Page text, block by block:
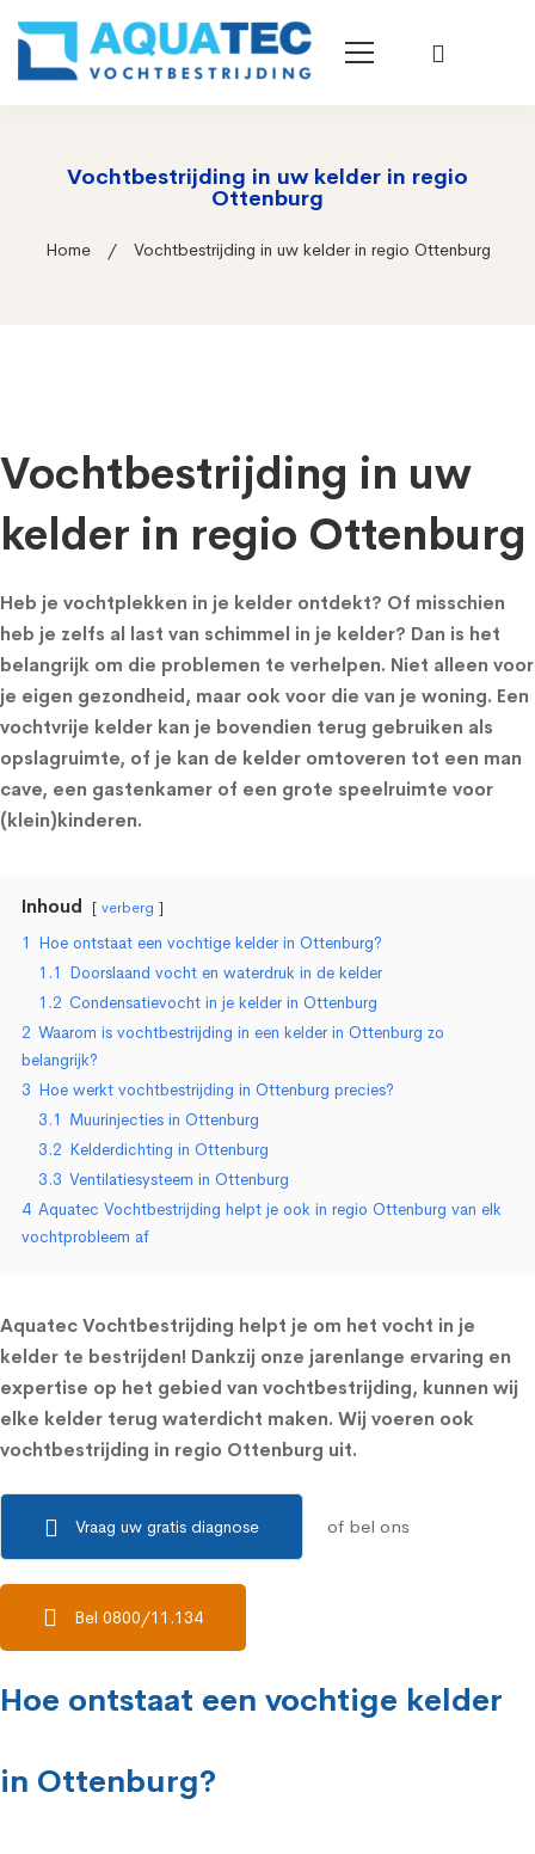
Vochtbestrijding in uw kelder in regio
Ottenburg
Home Vochtbestrijding in uw kelder in regio Ottenburg
Vochtbestrijding in uw
kelder in regio Ottenburg
Heb je vochtplekken in je kelder ontdekt? Of misschien
heb je zelfs al last van schimmel in je kelder? Dan is het
belangrijk om die problemen te verhelpen. Niet alleen voor
je eigen gezondheid, maar ook voor die van je woning. Een
vochtvrije kelder kan je bovendien terug gebruiken als
opslagruimte, of je kan de kelder omtoveren tot een man
cave, een gastenkamer of een grote speelruimte voor
(klein)kinderen.
Inhoud verberg
1 Hoe ontstaat een vochtige kelder in Ottenburg?
1.1 Doorslaand vocht en waterdruk in de kelder
1.2 Condensatievocht in je kelder in Ottenburg
2 Waarom is vochtbestrijding in een kelder in Ottenburg zo
belangrijk?
3 Hoe werkt vochtbestrijding in Ottenburg precies?
3.1 Muurinjecties in Ottenburg
3.2 Kelderdichting in Ottenburg
3.3 Ventilatiesysteem in Ottenburg
4 Aquatec Vochtbestrijding helpt je ook in regio Ottenburg van elk
vochtprobleem af
Aquatec Vochtbestrijding helpt je om het vocht in je
kelder te bestrijden! Dankzij onze jarenlange ervaring en
expertise op het gebied van vochtbestrijding, kunnen wij
elke kelder terug waterdicht maken. Wij voeren ook
vochtbestrijding in regio Ottenburg uit.
Vraag uw gratis diagnose of bel ons
Bel 0800/11.134
Hoe ontstaat een vochtige kelder
in Ottenburg?